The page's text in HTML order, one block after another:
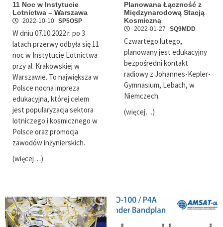
11 Noc w Instytucie
Lotnictwa – Warszawa
2022-10-10 SP5OSP
W dniu 07.10.2022 r. po 3
latach przerwy odbyła się 11
noc w Instytucie Lotnictwa
przy al. Krakowskiej w
Warszawie. To największa w
Polsce nocna impreza
edukacyjna, której celem
jest popularyzacja sektora
lotniczego i kosmicznego w
Polsce oraz promocja
zawodów inżynierskich.
(więcej…)
Planowana Łączność z
Międzynarodową Stacją
Kosmiczną
2022-01-27 SQ9MDD
Czwartego lutego,
planowany jest edukacyjny
bezpośredni kontakt
radiowy z Johannes-Kepler-
Gymnasium, Lebach, w
Niemczech.
(więcej…)